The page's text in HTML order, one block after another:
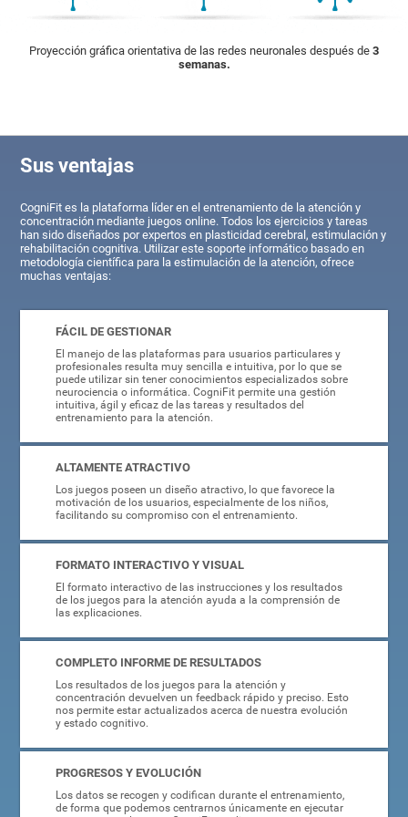
Proyección gráfica orientativa de las redes neuronales después de 3
semanas.
Sus ventajas
CogniFit es la plataforma líder en el entrenamiento de la atención y
concentración mediante juegos online. Todos los ejercicios y tareas
han sido diseñados por expertos en plasticidad cerebral, estimulación y
rehabilitación cognitiva. Utilizar este soporte informático basado en
metodología científica para la estimulación de la atención, ofrece
muchas ventajas:
FÁCIL DE GESTIONAR
El manejo de las plataformas para usuarios particulares y
profesionales resulta muy sencilla e intuitiva, por lo que se
puede utilizar sin tener conocimientos especializados sobre
neurociencia o informática. CogniFit permite una gestión
intuitiva, ágil y eficaz de las tareas y resultados del
entrenamiento para la atención.
ALTAMENTE ATRACTIVO
Los juegos poseen un diseño atractivo, lo que favorece la
motivación de los usuarios, especialmente de los niños,
facilitando su compromiso con el entrenamiento.
FORMATO INTERACTIVO Y VISUAL
El formato interactivo de las instrucciones y los resultados
de los juegos para la atención ayuda a la comprensión de
las explicaciones.
COMPLETO INFORME DE RESULTADOS
Los resultados de los juegos para la atención y
concentración devuelven un feedback rápido y preciso. Esto
nos permite estar actualizados acerca de nuestra evolución
y estado cognitivo.
PROGRESOS Y EVOLUCIÓN
Los datos se recogen y codifican durante el entrenamiento,
de forma que podemos centrarnos únicamente en ejecutar